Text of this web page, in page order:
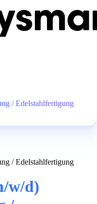
/ Edelstahlfertigung
/ Edelstahlfertigung
w/d)